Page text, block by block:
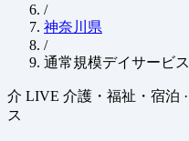
/
神奈川県
/
通常規模デイサービス
介 LIVE 介護・福祉・宿泊 ·
ス